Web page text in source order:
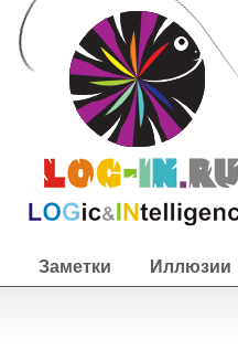
Заметки Иллюзии